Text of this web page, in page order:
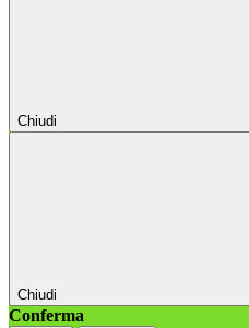
Chiudi
Chiudi
Conferma